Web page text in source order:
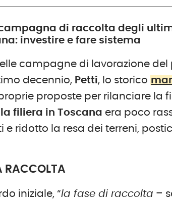
di raccolta degli
investire e fare sistema
campagne di lavorazione del
decennio, Petti, lo storico
proposte per rilanciare la
filiera in Toscana era poco
ridotto la resa dei terreni,
RACCOLTA
iniziale, “la fase di raccolta –